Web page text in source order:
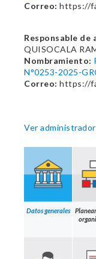
Correo: https://
Responsable de
QUISOCALA
Nombramiento:
N°0253-2025-
Correo: https://
Ver
Datos generales